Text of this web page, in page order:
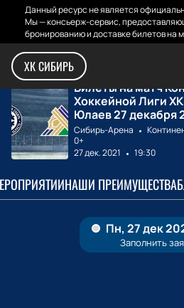
Данный ресурс не является
Мы — консьерж-сервис,
бронированию и доставке билетов на
ХК СИБИРЬ
Главная Билеты на матчи ХК
Билеты на матч
Хоккейной Лиги
Юлаев 27 декабря
Сибирь-Арена
0+
27 дек. 2021
19:30
НАШИ ПРЕИМУЩЕСТВА